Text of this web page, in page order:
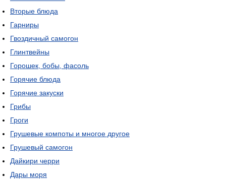
Вторые блюда
Гарниры
Гвоздичный самогон
Глинтвейны
Горошек, бобы, фасоль
Горячие блюда
Горячие закуски
Грибы
Гроги
Грушевые компоты и многое другое
Грушевый самогон
Дайкири черри
Дары моря